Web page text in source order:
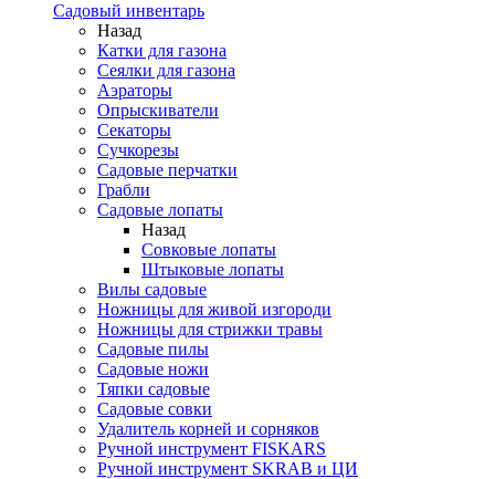
Садовый инвентарь
Назад
Катки для газона
Сеялки для газона
Аэраторы
Опрыскиватели
Секаторы
Сучкорезы
Садовые перчатки
Грабли
Садовые лопаты
Назад
Совковые лопаты
Штыковые лопаты
Вилы садовые
Ножницы для живой изгороди
Ножницы для стрижки травы
Садовые пилы
Садовые ножи
Тяпки садовые
Садовые совки
Удалитель корней и сорняков
Ручной инструмент FISKARS
Ручной инструмент SKRAB и ЦИ